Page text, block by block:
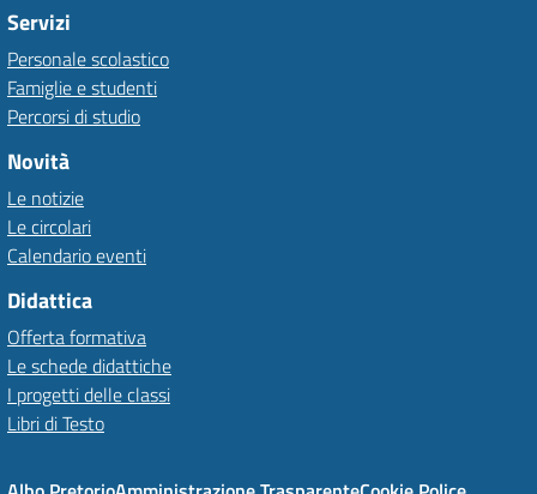
Servizi
Personale scolastico
Famiglie e studenti
Percorsi di studio
Novità
Le notizie
Le circolari
Calendario eventi
Didattica
Offerta formativa
Le schede didattiche
I progetti delle classi
Libri di Testo